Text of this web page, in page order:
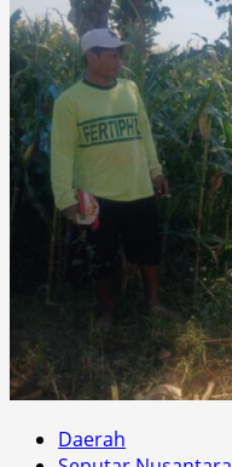
Daerah